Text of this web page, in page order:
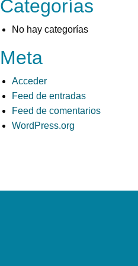
Categorías
No hay categorías
Meta
Acceder
Feed de entradas
Feed de comentarios
WordPress.org